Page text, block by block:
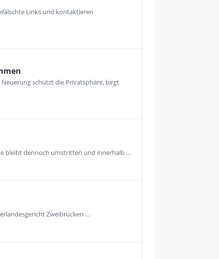
Links und kontaktieren
schützt die Privatsphäre, birgt
bleibt dennoch umstritten und innerhalb …
Zweibrücken …